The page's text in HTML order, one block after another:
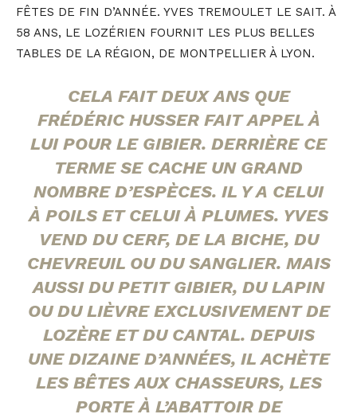
FÊTES DE FIN D’ANNÉE. YVES TREMOULET LE SAIT. À
58 ANS, LE LOZÉRIEN FOURNIT LES PLUS BELLES
TABLES DE LA RÉGION, DE MONTPELLIER À LYON.
CELA FAIT DEUX ANS QUE
FRÉDÉRIC HUSSER FAIT APPEL À
LUI POUR LE GIBIER. DERRIÈRE CE
TERME SE CACHE UN GRAND
NOMBRE D’ESPÈCES. IL Y A CELUI
À POILS ET CELUI À PLUMES. YVES
VEND DU CERF, DE LA BICHE, DU
CHEVREUIL OU DU SANGLIER. MAIS
AUSSI DU PETIT GIBIER, DU LAPIN
OU DU LIÈVRE EXCLUSIVEMENT DE
LOZÈRE ET DU CANTAL. DEPUIS
UNE DIZAINE D’ANNÉES, IL ACHÈTE
LES BÊTES AUX CHASSEURS, LES
PORTE À L’ABATTOIR DE